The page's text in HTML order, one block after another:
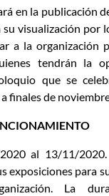
en la publicación
su visualización por
a la organización
tendrán la
que se
finales de
al 13/11/2020.
exposiciones para
La